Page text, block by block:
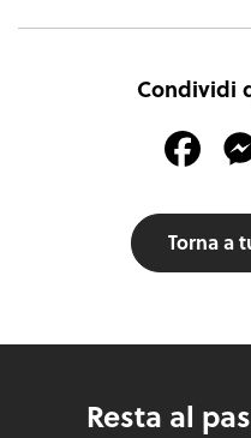
Condividi
Torna a
Resta al